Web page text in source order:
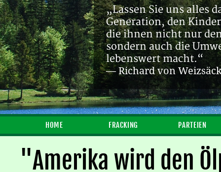
„Lassen Sie uns alles
Generation, den
die ihnen nicht nur
sondern auch die
lebenswert macht.“
— Richard von
HOME FRACKING PARTEIEN
"Amerika wird den